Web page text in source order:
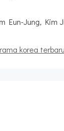
Eun-Jung, Kim
korea